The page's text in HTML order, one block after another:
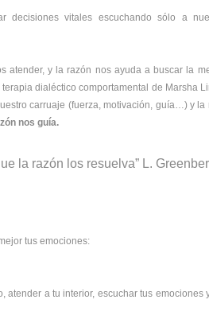
vitales escuchando sólo a
atender, y la razón nos ayuda a buscar la
dialéctico comportamental de Marsha
carruaje (fuerza, motivación, guía…) y
nos guía.
la razón los resuelva” L.
tus emociones:
a tu interior, escuchar tus emociones